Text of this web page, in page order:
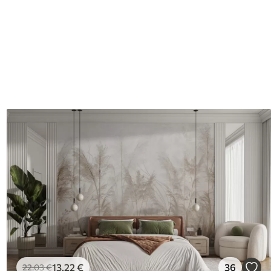
22.03€13.22 € 36